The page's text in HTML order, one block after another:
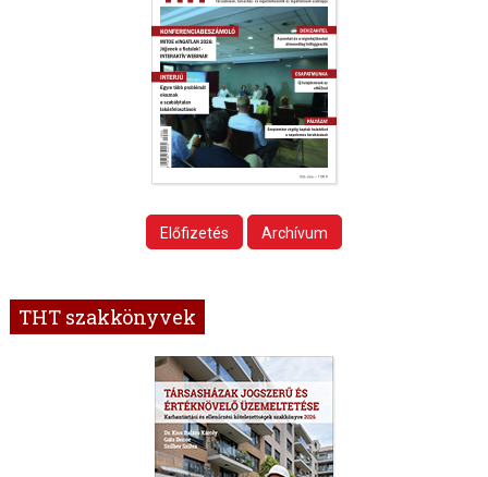
Előfizetés Archívum
THT szakkönyvek